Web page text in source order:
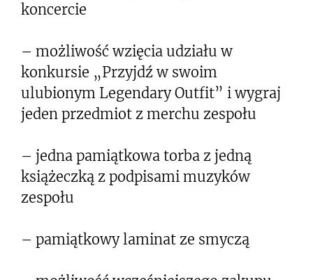
koncercie
– możliwość wzięcia udziału w
konkursie „Przyjdź w swoim
ulubionym Legendary Outfit” i wygraj
jeden przedmiot z merchu zespołu
– jedna pamiątkowa torba z jedną
książeczką z podpisami muzyków
zespołu
– pamiątkowy laminat ze smyczą